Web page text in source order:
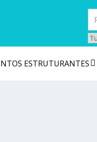
ESTRUTURANTES